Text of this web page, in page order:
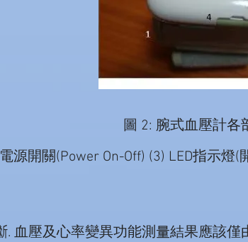
開關(Power On-Off) (3) LED指示燈(
壓及心率變異功能測量結果應該僅
圖 2: 腕式血壓計各